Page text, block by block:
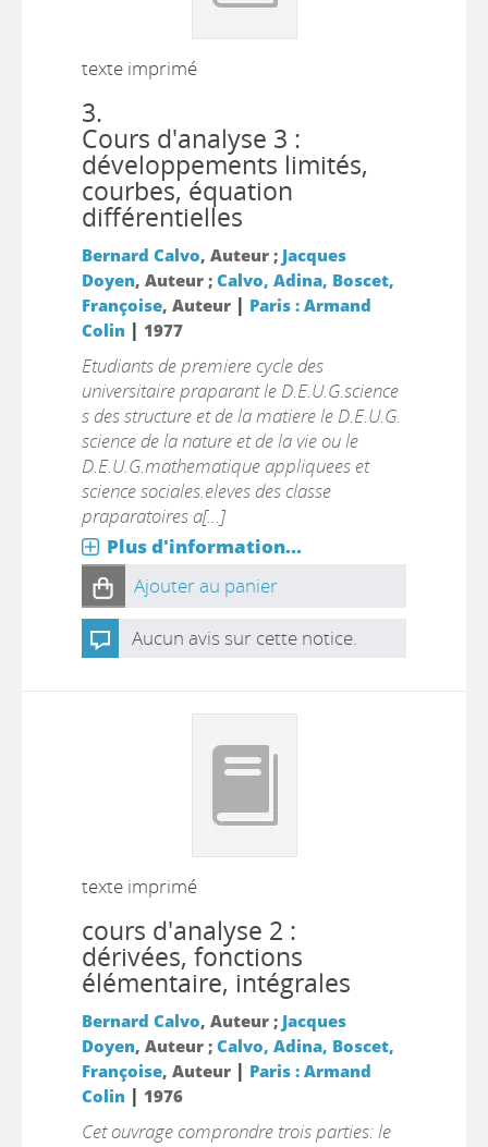
texte imprimé
3.
Cours d'analyse 3 :
développements limités,
courbes, équation
différentielles
Bernard Calvo, Auteur ; Jacques
Doyen, Auteur ; Calvo, Adina, Boscet,
Françoise, Auteur | Paris : Armand
Colin | 1977
Etudiants de premiere cycle des
universitaire praparant le D.E.U.G.science
s des structure et de la matiere le D.E.U.G.
science de la nature et de la vie ou le
D.E.U.G.mathematique appliquees et
science sociales.eleves des classe
praparatoires a[...]
Plus d'information...
Ajouter au panier
Aucun avis sur cette notice.
texte imprimé
cours d'analyse 2 :
dérivées, fonctions
élémentaire, intégrales
Bernard Calvo, Auteur ; Jacques
Doyen, Auteur ; Calvo, Adina, Boscet,
Françoise, Auteur | Paris : Armand
Colin | 1976
Cet ouvrage comprondre trois parties: le